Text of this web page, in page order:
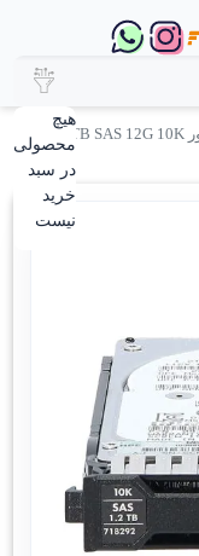
هیچ
محصولی
در سبد
خرید
نیست
/ هارد سرور HP 2.4TB SAS 12G 10K